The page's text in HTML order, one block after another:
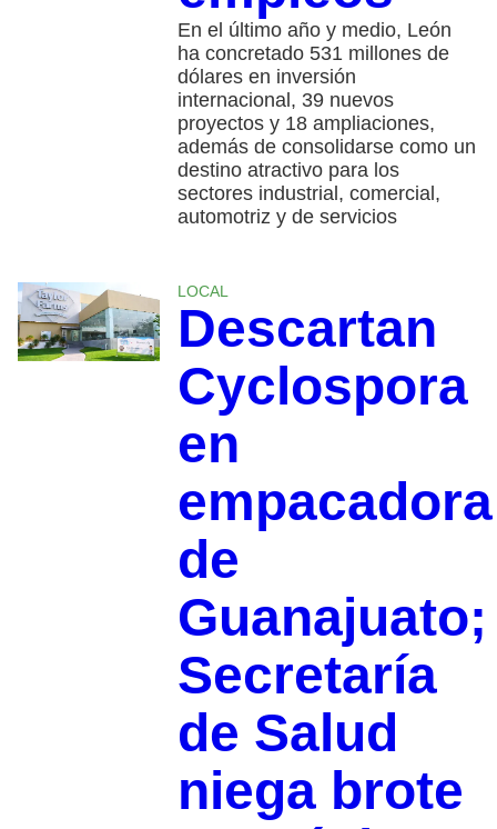
En el último año y medio, León
ha concretado 531 millones de
dólares en inversión
internacional, 39 nuevos
proyectos y 18 ampliaciones,
además de consolidarse como un
destino atractivo para los
sectores industrial, comercial,
automotriz y de servicios
LOCAL
Descartan
Cyclospora
en
empacadora
de
Guanajuato;
Secretaría
de Salud
niega brote